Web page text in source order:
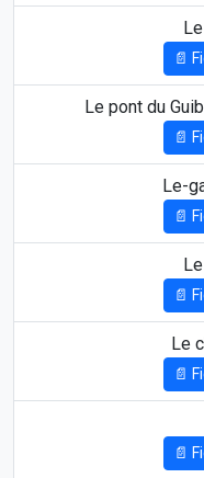
📄
Le pont du
📄
Le-
📄
📄
Le
📄
📄